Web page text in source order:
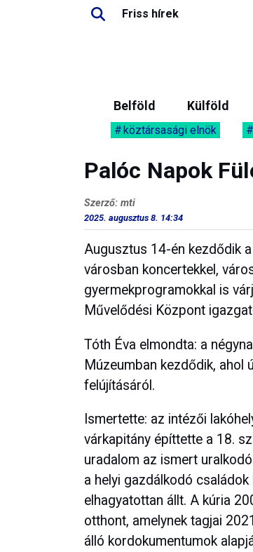
Friss hírek
Belföld Külföld
köztársasági elnök
Palóc Napok
Szerző: mti
2025. augusztus 8. 14:34
Augusztus 14-én kezdődik
városban koncertekkel,
gyermekprogramokkal is
Művelődési Központ
Tóth Éva elmondta: a
Múzeumban kezdődik, ahol
felújításáról.
Ismertette: az intézői
várkapitány építtette a 18.
uradalom az ismert
a helyi gazdálkodó
elhagyatottan állt. A kúria
otthont, amelynek tagjai
álló kordokumentumok